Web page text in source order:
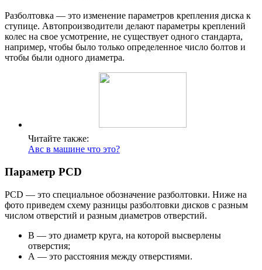
Разболтовка — это изменение параметров крепления диска к
ступице. Автопроизводители делают параметры креплений
колес на свое усмотрение, не существует одного стандарта,
например, чтобы было только определенное число болтов и
чтобы были одного диаметра.
Читайте также:
Авс в машине что это?
Параметр PCD
PCD — это специальное обозначение разболтовки. Ниже на
фото приведем схему разницы разболтовки дисков с разным
числом отверстий и разным диаметров отверстий.
B — это диаметр круга, на которой высверлены
отверстия;
А — это расстояния между отверстиями.